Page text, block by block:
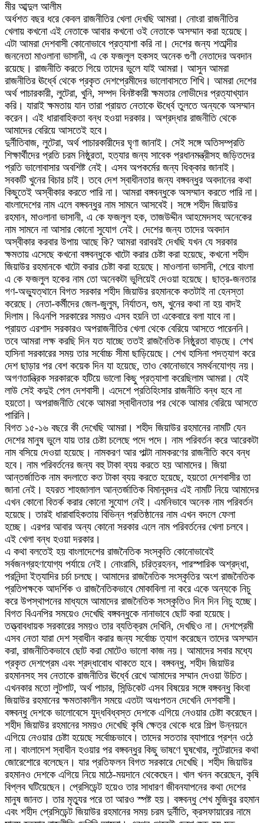
মীর আব্দুল আলীম
অর্ধশত বছর ধরে কেবল রাজনীতির খেলা দেখছি আমরা। নোংরা রাজনীতির
খেলায় কখনো এই নেতাকে আবার কখনো ওই নেতাকে অসম্মান করা হয়েছে।
এটা আমরা দেশবাসী কোনোভাবে প্রত্যাশা করি না। দেশের জন্য শতাব্দীর
জননেতা মাওলানা ভাসানী, এ কে ফজলুল হকসহ অনেক গুণী নেতাদের অবদান
রয়েছে। রাজনীতি করতে গিয়ে তাদের ভুলে যাই আমরা। আসুন আমরা
রাজনীতির ঊর্ধ্বে থেকে প্রকৃত দেশপ্রেমীদের ভালোবাসতে শিখি। আমরা দেশের
অর্থ পাচারকারী, লুটেরা, খুনি, সম্পদ বিনষ্টকারী ক্ষমতার লোভীদের প্রত্যাখ্যান
করি। যারাই ক্ষমতায় যান তারা প্রায়ত নেতাকে ঊর্ধ্বে তুলতে অন্যকে অসম্মান
করেন। এই ধারাবাহিকতা বন্ধ হওয়া দরকার। অশ্রদ্ধার রাজনীতি থেকে
আমাদের বেরিয়ে আসতেই হবে।
দুর্নীতিবাজ, লুটেরা, অর্থ পাচারকারীদের ঘৃণা জানাই। সেই সঙ্গে অতিসম্প্রতি
শিক্ষার্থীদের প্রতি চরম নিষ্ঠুরতা, হত্যার জন্য সাবেক প্রধানমন্ত্রীসহ জড়িতদের
প্রতি ভালোবাসার অবশিষ্ট নেই। এসব অপকর্মের জন্য ধিক্কার জানাই।
সবকটি খুনের বিচার চাই। তবে দেশ স্বাধীনতার জন্য বঙ্গবন্ধুর অবদানের কথা
কিছুতেই অস্বীকার করতে পারি না। আমরা বঙ্গবন্ধুকে অসম্মান করতে পারি না।
বাংলাদেশের নাম এলে বঙ্গবন্ধুর নাম সামনে আসবেই। সঙ্গে শহীদ জিয়াউর
রহমান, মাওলানা ভাসানী, এ কে ফজলুল হক, তাজউদ্দীন আহমেদসহ অনেকের
নাম সামনে না আসার কোনো সুযোগ নেই। দেশের জন্য তাদের অবদান
অস্বীকার করবার উপায় আছে কি? আমরা বরাবরই দেখছি যখন যে সরকার
ক্ষমতায় এসেছে কখনো বঙ্গবন্ধুকে খাটো করার চেষ্টা করা হয়েছে, কখনো শহীদ
জিয়াউর রহমানকে খাটো করার চেষ্টা করা হয়েছে। মাওলানা ভাসানী, শেরে বাংলা
এ কে ফজলুল হকের নাম তো অনেকটা ভুলিয়েই দেওয়া হয়েছে। ছাত্র-জনতার
গণ-অভ্যুত্থানে বিগত সরকার শহীদ জিয়াউর রহমানকে কতটাই না হেনস্তা
করেছে। নেতা-কর্মীদের জেল-জুলুম, নির্যাতন, গুম, খুনের কথা না হয় বাদই
দিলাম। বিএনপি সরকারের সময়ও এসব হয়নি তা একেবারে বলা যাবে না।
প্রায়ত এরশাদ সরকারও অপরাজনীতির খেলা থেকে বেরিয়ে আসতে পারেননি।
তবে আমরা লক্ষ করছি দিন যত যাচ্ছে ততই রাজনৈতিক নিষ্ঠুরতা বাড়ছে। শেখ
হাসিনা সরকারের সময় তার সর্বোচ্চ সীমা ছাড়িয়েছে। শেখ হাসিনা পদত্যাগ করে
দেশ ছাড়ার পর বেশ কয়েক দিন যা হয়েছে, তাও কোনোভাবে সমর্থনযোগ্য নয়।
অগণতান্ত্রিক সরকারকে হটিয়ে ভালো কিছু প্রত্যাশা করেছিলাম আমরা। যেই
লাউ সেই কদুই পেল দেশবাসী। এদেশে প্রতিহিংসার রাজনীতি বন্ধ হবে না
হয়তো। অপরাজনীতি থেকে আমরা স্বাধীনতার পর থেকে আমার বেরিয়ে আসতে
পারিনি।
বিগত ১৫-১৬ বছরে কী দেখেছি আমরা। শহীদ জিয়াউর রহমানের নামটি যেন
দেশের মানুষ ভুলে যায় তার চেষ্টা চলেছে পদে পদে। নাম পরিবর্তন করে আরেকটা
নাম বসিয়ে দেওয়া হয়েছে। নামকরণ আর পাল্টা নামকরণের রাজনীতি কবে বন্ধ
হবে। নাম পরিবর্তনের জন্য বহু টাকা ব্যয় করতে হয় আমাদের। জিয়া
আন্তর্জাতিক নাম বদলাতে কত টাকা ব্যয় করতে হয়েছে, হয়তো দেশবাসীর তা
জানা নেই। হযরত শাহজালাল আন্তর্জাতিক বিমানবন্দর এই নামটি নিয়ে আমাদের
এখন কোনো বিতর্ক করার কোনো সুযোগ নেই। এমনিভাবে অনেক নাম পরিবর্তন
হয়েছে। তারই ধারাবাহিকতায় বিভিন্ন প্রতিষ্ঠানের নাম এখন বদলে ফেলা
হচ্ছে। এরপর আবার অন্য কোনো সরকার এলে নাম পরিবর্তনের খেলা চলবে।
এই খেলা বন্ধ হওয়া দরকার।
এ কথা বলতেই হয় বাংলাদেশের রাজনৈতিক সংস্কৃতি কোনোভাবেই
সর্বজনগ্রহণযোগ্য পর্যায়ে নেই। নোংরামি, চরিত্রহনন, পারস্পারিক অশ্রদ্ধা,
পরনিন্দা ইত্যাদির চর্চা চলছে। আমাদের রাজনৈতিক সংস্কৃতির অংশ রাজনৈতিক
প্রতিপক্ষকে আদর্শিক ও রাজনৈতিকভাবে মোকাবিলা না করে একে অন্যকে নিচু
করে উপস্থাপনের মাধ্যমে আমাদের রাজনৈতিক সংস্কৃতিও দিন দিন নিচু হচ্ছে।
বিগত বিএনপির সময়েও দেখেছি বঙ্গবন্ধুকে নানাভাবে ছোট করা হয়েছে।
তত্ত্বাবধায়ক সরকারের সময়ও তার ব্যতিক্রম দেখিনি, দেখছিও না। দেশপ্রেমী
এসব নেতা যারা দেশ স্বাধীন করার জন্য সর্বোচ্চ ত্যাগ করেছেন তাদের অসম্মান
করা, রাজনীতিকভাবে ছোট করা মোটেও ভালো কাজ নয়। আমাদের সবার মধ্যে
প্রকৃত দেশপ্রেম এবং শ্রদ্ধাবোধ থাকতে হবে। বঙ্গবন্ধু, শহীদ জিয়াউর
রহমানসহ সব নেতাকে রাজনীতির ঊর্ধ্বে রেখে আমাদের সম্মান দেওয়া উচিত।
এখনকার মতো লুটপাট, অর্থ পাচার, সিন্ডিকেট এসব বিষয়ের সঙ্গে বঙ্গবন্ধু কিংবা
জিয়াউর রহমানের ক্ষমতাকালীন সময়ে এতটা অধঃপতন দেখেনি দেশবাসী।
বঙ্গবন্ধু দেশকে ভালোবেসে যুদ্ধবিধ্বস্ত দেশকে এগিয়ে নেওয়ার চেষ্টা করেছেন।
শহীদ জিয়াউর রহমানের সময়ও দেখেছি কৃষি ক্ষেত্র থেকে ধরে শিল্প উন্নয়নে
এগিয়ে নেওয়ার চেষ্টা হয়েছে সর্বোচ্চভাবে। তাদের সততার ব্যাপারে প্রশ্ন ওঠে
না। বাংলাদেশ স্বাধীন হওয়ার পর বঙ্গবন্ধুর কিছু ভাষণে ঘুষখোর, লুটেরাদের কথা
জোরেশোরে বলেছেন। যার প্রতিফলন বিগত সরকারে দেখেছি। শহীদ জিয়াউর
রহমানও দেশকে এগিয়ে নিয়ে মাঠে-ময়দানে থেকেছেন। খাল খনন করেছেন, কৃষি
বিপ্লব ঘটিয়েছেন। প্রেসিডেন্ট হয়েও তার সাধারণ জীবনযাপনের কথা দেশের
মানুষ জানত। তার মৃত্যুর পরে তা আরও স্পষ্ট হয়। বঙ্গবন্ধু শেখ মুজিবুর রহমান
এবং শহীদ প্রেসিডেন্ট জিয়াউর রহমানের সময় চরম দুর্নীতি, ক্রসফায়ারের নামে